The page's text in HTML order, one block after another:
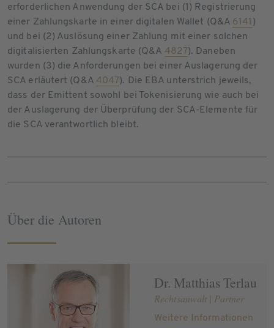
erforderlichen Anwendung der SCA bei (1) Registrierung
einer Zahlungskarte in einer digitalen Wallet (Q&A 6141 )
und bei (2) Auslösung einer Zahlung mit einer solchen
digitalisierten Zahlungskarte (Q&A 4827). Daneben
wurden (3) die Anforderungen bei einer Auslagerung der
SCA erläutert (Q&A 4047). Die EBA unterstrich jeweils,
dass der Emittent sowohl bei Tokenisierung wie auch bei
der Auslagerung der Überprüfung der SCA-Elemente für
die SCA verantwortlich bleibt.
Über die Autoren
Dr. Matthias Terlau
Rechtsanwalt | Partner
Weitere Informationen